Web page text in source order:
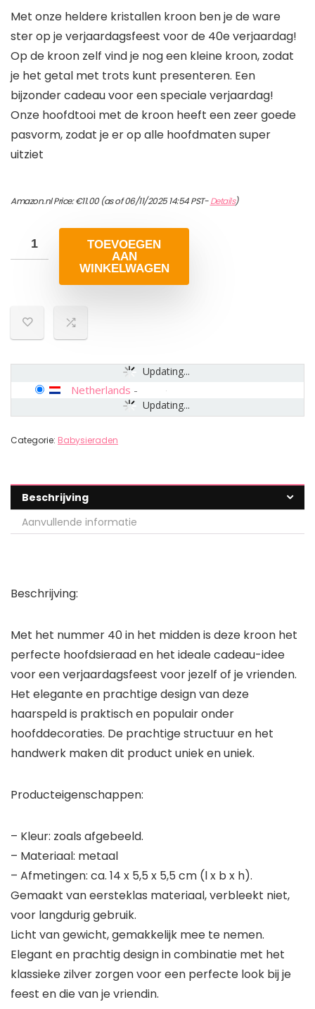
Met onze heldere kristallen kroon ben je de ware
ster op je verjaardagsfeest voor de 40e verjaardag!
Op de kroon zelf vind je nog een kleine kroon, zodat
je het getal met trots kunt presenteren. Een
bijzonder cadeau voor een speciale verjaardag!
Onze hoofdtooi met de kroon heeft een zeer goede
pasvorm, zodat je er op alle hoofdmaten super
uitziet
Amazon.nl Price:€11.00(as of 06/11/2025 14:54 PST-Details)
TOEVOEGEN
AAN
WINKELWAGEN
Updating...
Updating...
Netherlands -
Categorie: Babysieraden
Beschrijving
Aanvullende informatie
Beschrijving:
Met het nummer 40 in het midden is deze kroon het
perfecte hoofdsieraad en het ideale cadeau-idee
voor een verjaardagsfeest voor jezelf of je vrienden.
Het elegante en prachtige design van deze
haarspeld is praktisch en populair onder
hoofddecoraties. De prachtige structuur en het
handwerk maken dit product uniek en uniek.
Producteigenschappen:
– Kleur: zoals afgebeeld.
– Materiaal: metaal
– Afmetingen: ca. 14 x 5,5 x 5,5 cm (l x b x h).
Gemaakt van eersteklas materiaal, verbleekt niet,
voor langdurig gebruik.
Licht van gewicht, gemakkelijk mee te nemen.
Elegant en prachtig design in combinatie met het
klassieke zilver zorgen voor een perfecte look bij je
feest en die van je vriendin.